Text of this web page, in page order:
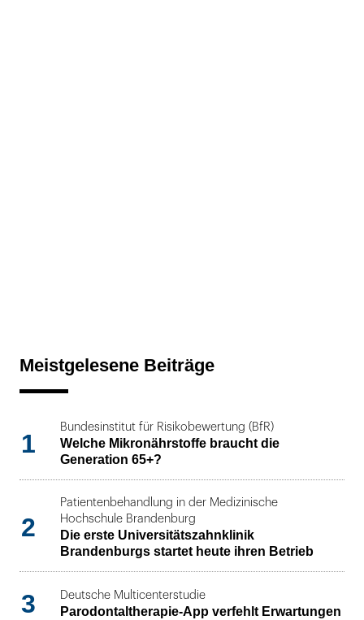
Meistgelesene Beiträge
1
Bundesinstitut für Risikobewertung (BfR)
Welche Mikronährstoffe braucht die
Generation 65+?
2
Patientenbehandlung in der Medizinische
Hochschule Brandenburg
Die erste Universitätszahnklinik
Brandenburgs startet heute ihren Betrieb
3 Deutsche Multicenterstudie
Parodontaltherapie-App verfehlt Erwartungen